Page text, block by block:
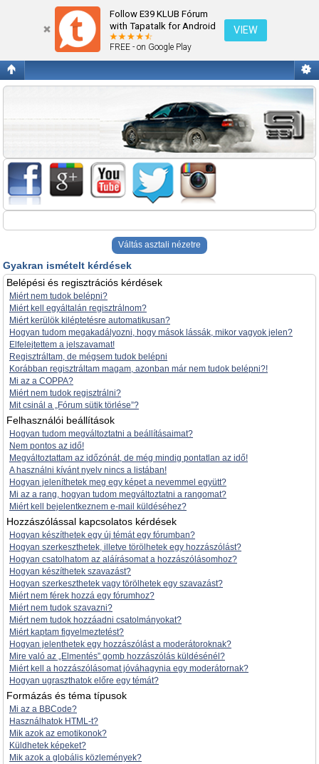
Follow E39 KLUB Fórum
with Tapatalk for Android
FREE - on Google Play
VIEW
Gyakran ismételt kérdések
Váltás asztali nézetre
Gyakran ismételt kérdések
Belépési és regisztrációs kérdések
Miért nem tudok belépni?
Miért kell egyáltalán regisztrálnom?
Miért kerülök kiléptetésre automatikusan?
Hogyan tudom megakadályozni, hogy mások lássák, mikor vagyok jelen?
Elfelejtettem a jelszavamat!
Regisztráltam, de mégsem tudok belépni
Korábban regisztráltam magam, azonban már nem tudok belépni?!
Mi az a COPPA?
Miért nem tudok regisztrálni?
Mit csinál a „Fórum sütik törlése”?
Felhasználói beállítások
Hogyan tudom megváltoztatni a beállításaimat?
Nem pontos az idő!
Megváltoztattam az időzónát, de még mindig pontatlan az idő!
A használni kívánt nyelv nincs a listában!
Hogyan jeleníthetek meg egy képet a nevemmel együtt?
Mi az a rang, hogyan tudom megváltoztatni a rangomat?
Miért kell bejelentkeznem e-mail küldéséhez?
Hozzászólással kapcsolatos kérdések
Hogyan készíthetek egy új témát egy fórumban?
Hogyan szerkeszthetek, illetve törölhetek egy hozzászólást?
Hogyan csatolhatom az aláírásomat a hozzászólásomhoz?
Hogyan készíthetek szavazást?
Hogyan szerkeszthetek vagy törölhetek egy szavazást?
Miért nem férek hozzá egy fórumhoz?
Miért nem tudok szavazni?
Miért nem tudok hozzáadni csatolmányokat?
Miért kaptam figyelmeztetést?
Hogyan jelenthetek egy hozzászólást a moderátoroknak?
Mire való az „Elmentés” gomb hozzászólás küldésénél?
Miért kell a hozzászólásomat jóváhagynia egy moderátornak?
Hogyan ugraszthatok előre egy témát?
Formázás és téma típusok
Mi az a BBCode?
Használhatok HTML-t?
Mik azok az emotikonok?
Küldhetek képeket?
Mik azok a globális közlemények?